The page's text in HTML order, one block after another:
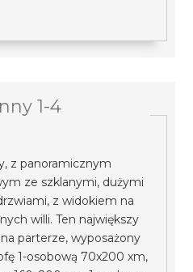
1-4
z panoramicznym
ze szklanymi, dużymi
z widokiem na
willi. Ten największy
parterze, wyposażony
1-osobową 70x200 xm,